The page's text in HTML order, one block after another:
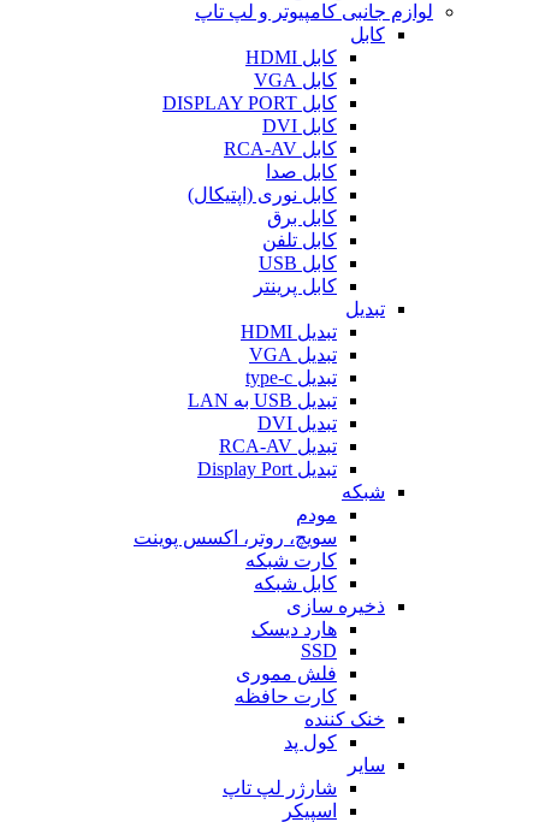
لوازم جانبی کامپیوتر و لپ تاپ
کابل
کابل HDMI
کابل VGA
کابل DISPLAY PORT
کابل DVI
کابل RCA-AV
کابل صدا
کابل نوری (اپتیکال)
کابل برق
کابل تلفن
کابل USB
کابل پرینتر
تبدیل
تبدیل HDMI
تبدیل VGA
تبدیل type-c
تبدیل USB به LAN
تبدیل DVI
تبدیل RCA-AV
تبدیل Display Port
شبکه
مودم
سویچ، روتر، اکسس پوینت
کارت شبکه
کابل شبکه
ذخیره سازی
هارد دیسک
SSD
فلش مموری
کارت حافظه
خنک کننده
کول پد
سایر
شارژر لپ تاپ
اسپیکر